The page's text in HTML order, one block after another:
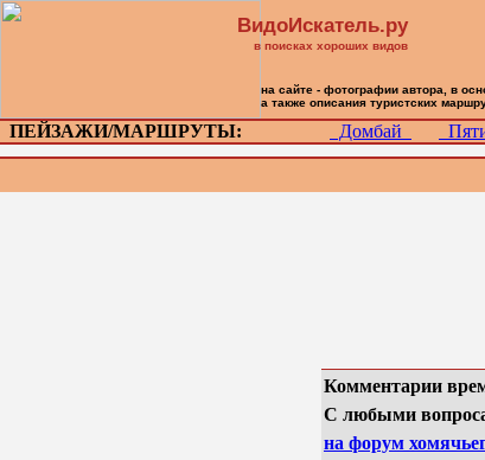
ПЕЙЗАЖИ/МАРШРУТЫ: Домбай
Комментарии
С любыми
на форум
ВидоИскатель.ру
в поисках хороших видов
на сайте - фотографии автора, в
а также описания туристских